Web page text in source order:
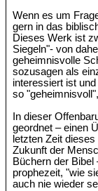
Wenn es um
gern in das
Dieses Werk ist
Siegeln"- von
geheimnisvolle
sozusagen als
interessiert ist
so
In dieser
geordnet – einen
letzten Zeit
Zukunft der
Büchern der Bibel
prophezeit, "wie
auch nie wieder